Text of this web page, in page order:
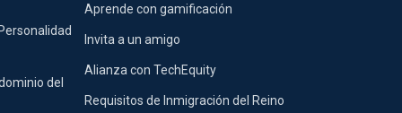
del
Aprende con gamificación
Invita a un amigo
Alianza con TechEquity
Requisitos de Inmigración del Reino